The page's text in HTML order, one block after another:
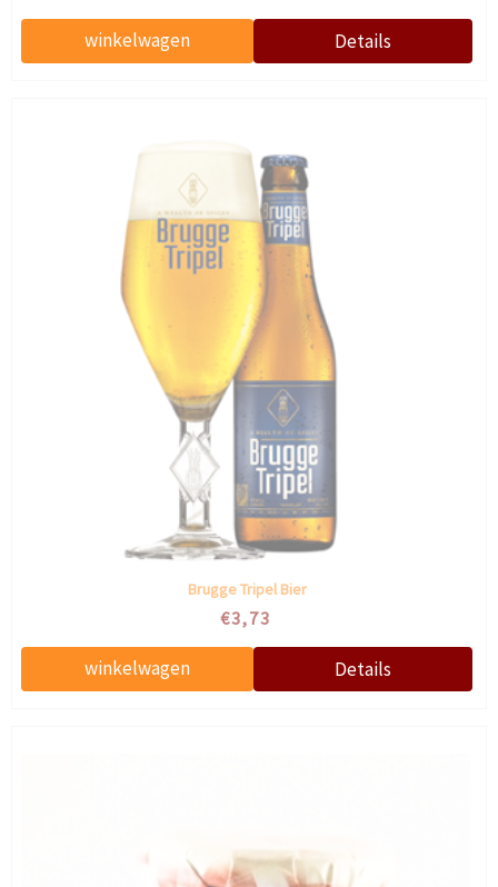
Brugge Tripel Bier
€3,73